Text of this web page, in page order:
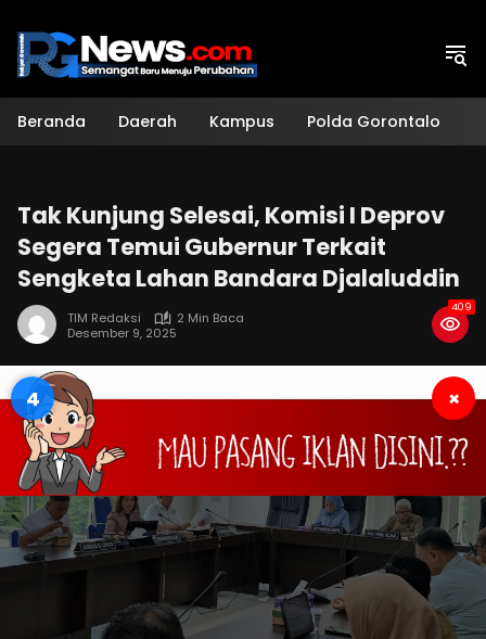
konten
Beranda Daerah Kampus Polda Gorontalo
Tak Kunjung Selesai, Komisi I Deprov
Segera Temui Gubernur Terkait
Sengketa Lahan Bandara Djalaluddin
TIM Redaksi
2 Min Baca
Desember 9, 2025
409
3 ×